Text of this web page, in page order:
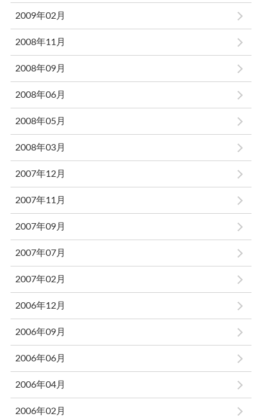
2009年02月
2008年11月
2008年09月
2008年06月
2008年05月
2008年03月
2007年12月
2007年11月
2007年09月
2007年07月
2007年02月
2006年12月
2006年09月
2006年06月
2006年04月
2006年02月